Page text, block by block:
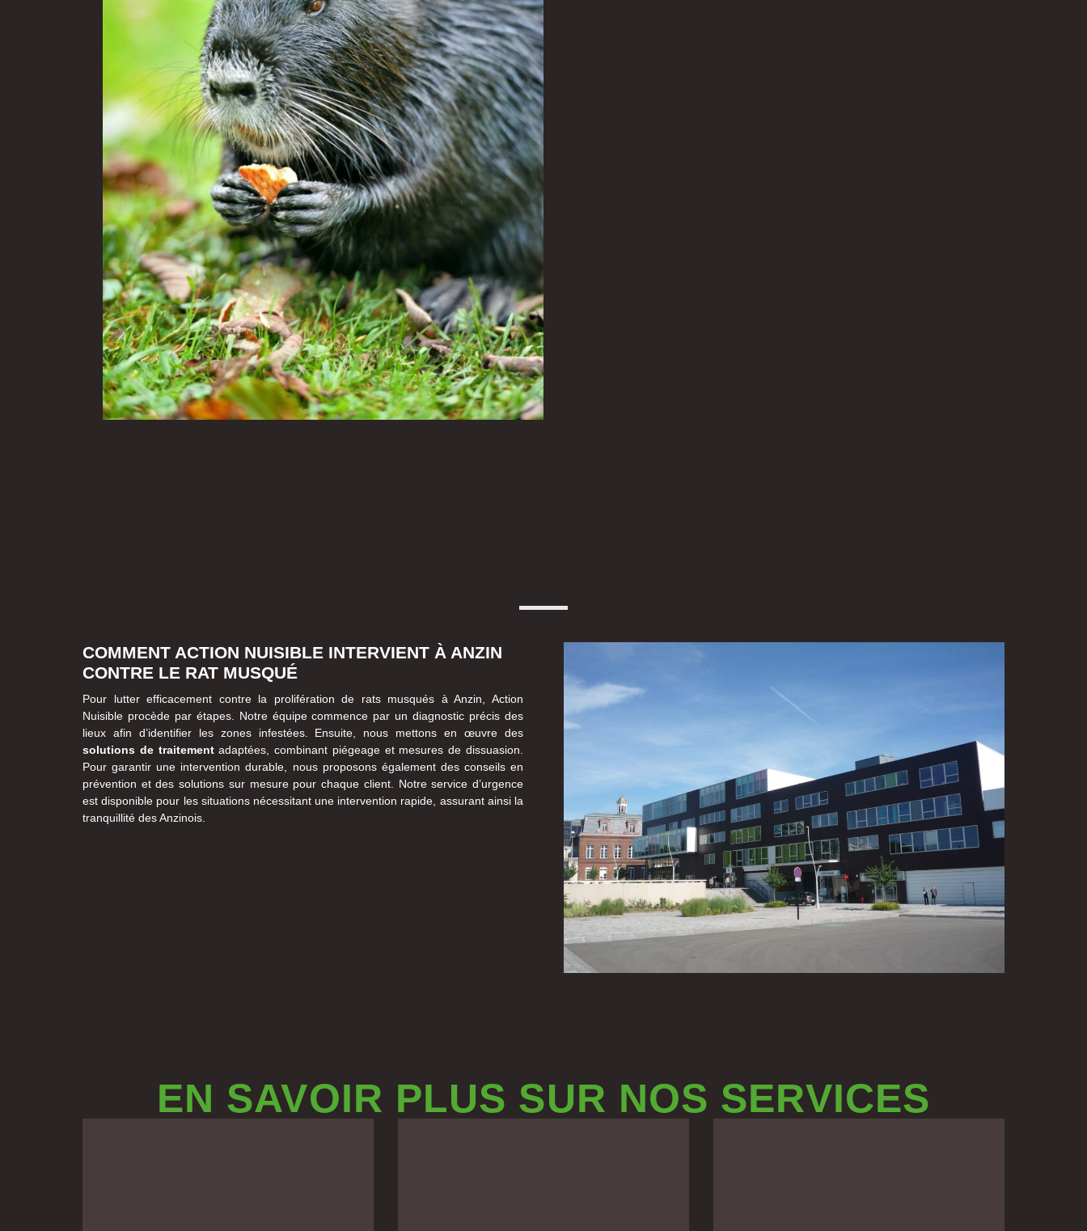
COMMENT ACTION NUISIBLE INTERVIENT À ANZIN
CONTRE LE RAT MUSQUÉ
Pour lutter efficacement contre la prolifération de rats musqués à Anzin, Action
Nuisible procède par étapes. Notre équipe commence par un diagnostic précis des
lieux afin d’identifier les zones infestées. Ensuite, nous mettons en œuvre des
solutions de traitementadaptées, combinant piégeage et mesures de dissuasion.
Pour garantir une intervention durable, nous proposons également des conseils en
prévention et des solutions sur mesure pour chaque client. Notre service d’urgence
est disponible pour les situations nécessitant une intervention rapide, assurant ainsi la
tranquillité des Anzinois.
EN SAVOIR PLUS SUR NOS SERVICES